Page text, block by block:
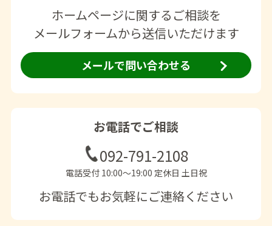
ホームページに関するご相談を
メールフォームから送信いただけます
メールで問い合わせる
お電話でご相談
092-791-2108
電話受付 10:00〜19:00 定休日 土日祝
お電話でもお気軽にご連絡ください